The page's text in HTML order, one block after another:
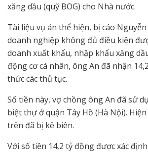
xăng dầu (quỹ BOG) cho Nhà nước.
Tài liệu vụ án thể hiện, bị cáo
doanh nghiệp không đủ điều kiện
doanh xuất khẩu, nhập khẩu xăng
động cơ cá nhân, ông An đã nhận
thức các thủ tục.
Số tiền này, vợ chồng ông An đã sử
biệt thự ở quận Tây Hồ (Hà Nội).
trên đã bị kê biên.
Với số tiền 14,2 tỷ đồng được xác